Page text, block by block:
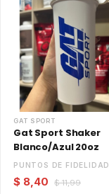
GAT SPORT
Gat Sport Shaker
Blanco/Azul 20oz
PUNTOS DE FIDELIDAD
$ 8,40 $ 11,99